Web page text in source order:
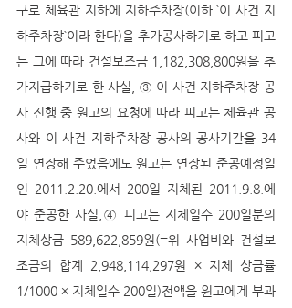
구로 체육관 지하에 지하주차장(이하 `이 사건 지
하주차장`이라 한다)을 추가공사하기로 하고 피고
는 그에 따라 건설보조금 1,182,308,800원을 추
가지급하기로 한 사실, ③ 이 사건 지하주차장 공
사 진행 중 원고의 요청에 따라 피고는 체육관 공
사와 이 사건 지하주차장 공사의 공사기간을 34
일 연장해 주었음에도 원고는 연장된 준공예정일
인 2011.2.20.에서 200일 지체된 2011.9.8.에
야 준공한 사실,④ 피고는 지체일수 200일분의
지체상금 589,622,859원(=위 사업비와 건설보
조금의 합계 2,948,114,297원 × 지체 상금률
1/1000 × 지체일수 200일)전액을 원고에게 부과